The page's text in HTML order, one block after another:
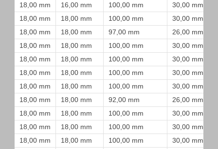
18,00 mm
16,00 mm 100,00 mm
30,00 mm
18,00 mm
18,00 mm 100,00 mm
30,00 mm
18,00 mm
18,00 mm 97,00 mm
26,00 mm
18,00 mm
18,00 mm 100,00 mm
30,00 mm
18,00 mm
18,00 mm 100,00 mm
30,00 mm
18,00 mm
18,00 mm 100,00 mm
30,00 mm
18,00 mm
18,00 mm 100,00 mm
30,00 mm
18,00 mm
18,00 mm 92,00 mm
26,00 mm
18,00 mm
18,00 mm 100,00 mm
30,00 mm
18,00 mm
18,00 mm 100,00 mm
30,00 mm
18,00 mm
18,00 mm 100,00 mm
30,00 mm